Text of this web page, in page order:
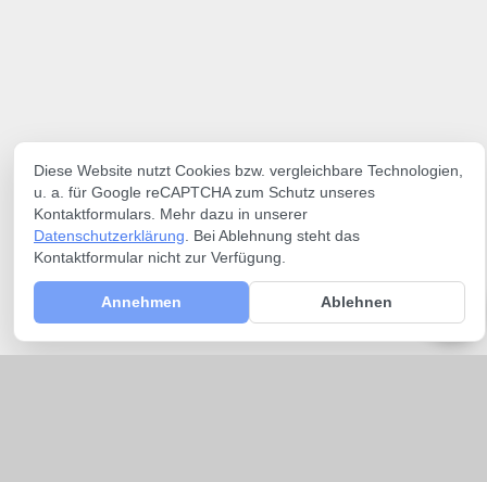
Diese Website nutzt Cookies bzw. vergleichbare Technologien,
u. a. für Google reCAPTCHA zum Schutz unseres
Kontaktformulars. Mehr dazu in unserer
Datenschutzerklärung . Bei Ablehnung steht das
Kontaktformular nicht zur Verfügung.
Annehmen Ablehnen